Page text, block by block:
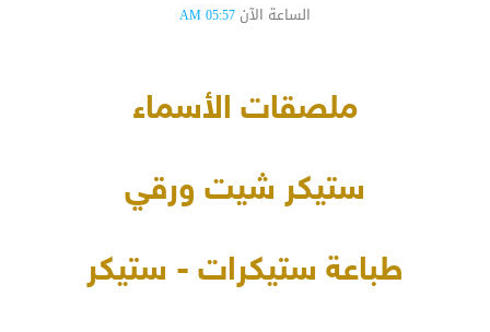
الساعة الآن 05:57 AM
ملصقات الأسماء
ستيكر شيت ورقي
طباعة ستيكرات - ستيكر